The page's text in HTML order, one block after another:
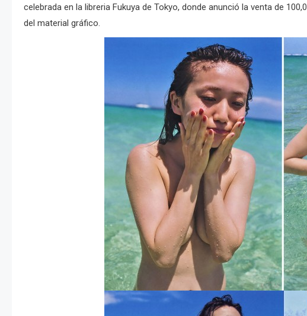
celebrada en la libreria Fukuya de Tokyo, donde anunció la venta de
del material gráfico.